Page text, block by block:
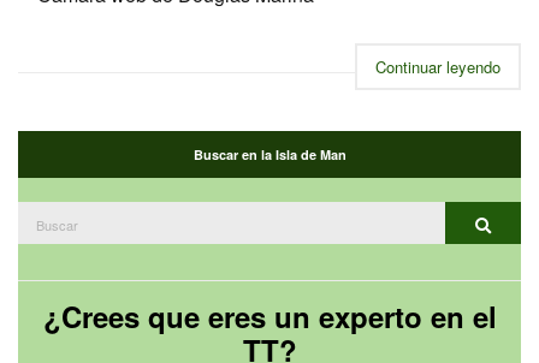
Continuar leyendo
Buscar en la Isla de Man
¿Crees que eres un experto en el
TT?